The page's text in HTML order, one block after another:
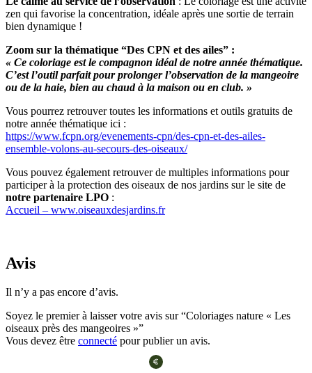
zen qui favorise la concentration, idéale après une sortie de terrain
bien dynamique !
Zoom sur la thématique “Des CPN et des ailes” :
« Ce coloriage est le compagnon idéal de notre année thématique.
C’est l’outil parfait pour prolonger l’observation de la mangeoire
ou de la haie, bien au chaud à la maison ou en club. »
Vous pourrez retrouver toutes les informations et outils gratuits de
notre année thématique ici :
https://www.fcpn.org/evenements-cpn/des-cpn-et-des-ailes-
ensemble-volons-au-secours-des-oiseaux/
Vous pouvez également retrouver de multiples informations pour
participer à la protection des oiseaux de nos jardins sur le site de
notre partenaire LPO :
Accueil – www.oiseauxdesjardins.fr
Avis
Il n’y a pas encore d’avis.
Soyez le premier à laisser votre avis sur “Coloriages nature « Les
oiseaux près des mangeoires »”
Vous devez être connecté pour publier un avis.